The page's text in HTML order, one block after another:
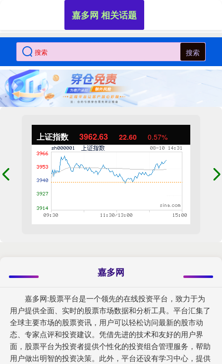
搜索
上证指数 3962.63 22.60 0.57%
嘉多网
嘉多网:股票平台是一个领先的在线投资平台，致力于为
用户提供全面、实时的股票市场数据和分析工具。平台汇集了
全球主要市场的股票资讯，用户可以轻松访问最新的股市动
态、专家点评和投资建议。凭借先进的技术和友好的用户界
面，股票平台为投资者提供个性化的投资组合管理服务，帮助
用户做出明智的投资决策。此外，平台还设有学习中心，提供
嘉多网 相关话题